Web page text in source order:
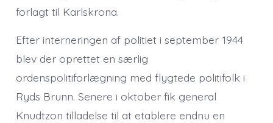
forlagt til Karlskrona.
Efter interneringen af politiet i september 1944
blev der oprettet en særlig
ordenspolitiforlægning med flygtede politifolk i
Ryds Brunn. Senere i oktober fik general
Knudtzon tilladelse til at etablere endnu en